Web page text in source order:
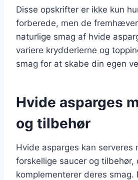
Disse opskrifter er ikke kun
forberede, men de
naturlige smag af hvide
variere krydderierne og
smag for at skabe din egen
Hvide asparges
og tilbehør
Hvide asparges kan serveres
forskellige saucer og tilbehør,
komplementerer deres smag.